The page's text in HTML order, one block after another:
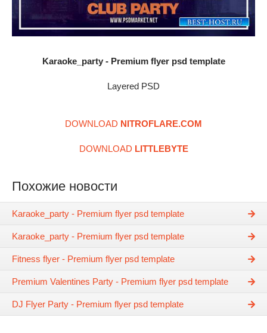
Karaoke_party - Premium flyer psd template
Layered PSD
DOWNLOAD NITROFLARE.COM
DOWNLOAD LITTLEBYTE
Похожие новости
Karaoke_party - Premium flyer psd template
Karaoke_party - Premium flyer psd template
Fitness flyer - Premium flyer psd template
Premium Valentines Party - Premium flyer psd template
DJ Flyer Party - Premium flyer psd template